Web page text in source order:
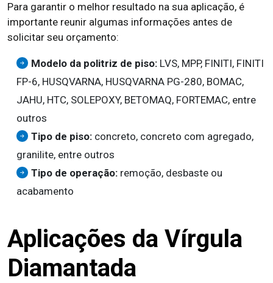
Para garantir o melhor resultado na sua aplicação, é
importante reunir algumas informações antes de
solicitar seu orçamento:
Modelo da politriz de piso: LVS, MPP, FINITI, FINITI
FP-6, HUSQVARNA, HUSQVARNA PG-280, BOMAC,
JAHU, HTC, SOLEPOXY, BETOMAQ, FORTEMAC, entre
outros
Tipo de piso: concreto, concreto com agregado,
granilite, entre outros
Tipo de operação: remoção, desbaste ou
acabamento
Aplicações da Vírgula
Diamantada